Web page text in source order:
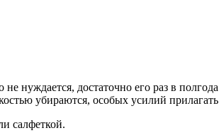
нуждается, достаточно его раз в
убираются, особых усилий
салфеткой.